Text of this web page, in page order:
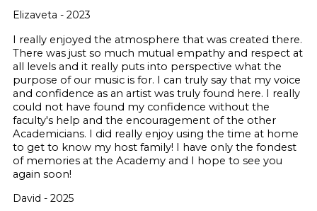
Elizaveta - 2023
I really enjoyed the atmosphere that was created there.
There was just so much mutual empathy and respect at
all levels and it really puts into perspective what the
purpose of our music is for. I can truly say that my voice
and confidence as an artist was truly found here. I really
could not have found my confidence without the
faculty's help and the encouragement of the other
Academicians. I did really enjoy using the time at home
to get to know my host family! I have only the fondest
of memories at the Academy and I hope to see you
again soon!
David - 2025